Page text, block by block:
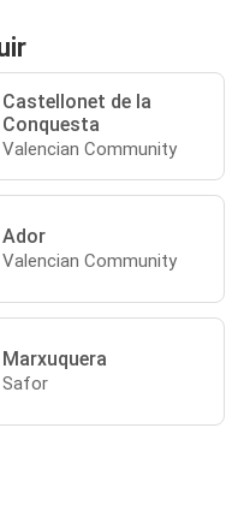
Castellonet de la
Conquesta
Valencian Community
Ador
Valencian Community
Marxuquera
Safor